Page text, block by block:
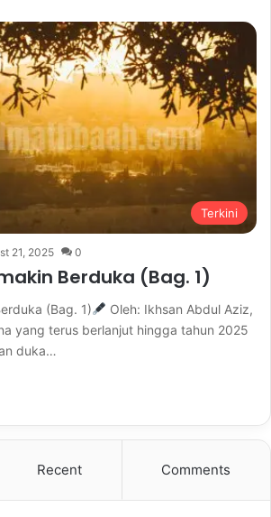
Terkini
21, 2025 0
Berduka (Bag. 1)
(Bag. 1)
Oleh: Ikhsan Abdul Aziz,
yang terus berlanjut hingga tahun 2025
duka…
Recent Comments